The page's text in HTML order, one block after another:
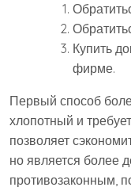
Купить
фирме.
Первый способ
хлопотный и
позволяет
но является более
противозаконным,